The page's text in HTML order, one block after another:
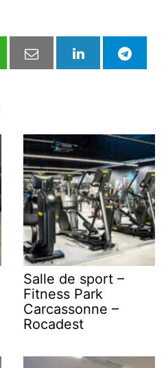
Salle de sport –
Fitness Park
Carcassonne –
Rocadest